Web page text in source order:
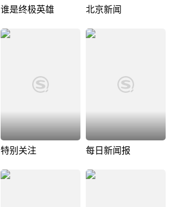
谁是终极英雄 北京新闻
特别关注 每日新闻报